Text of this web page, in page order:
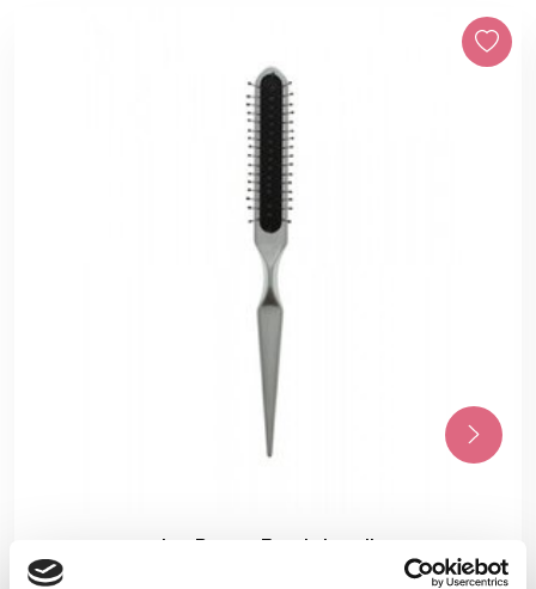
Jon Renau Borstel pruik